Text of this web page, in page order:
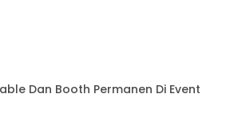
Dan Booth Permanen Di Event